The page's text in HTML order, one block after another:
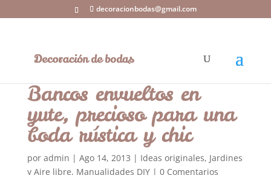
decoracionbodas@gmail.com
Bancos envueltos en
yute, precioso para una
boda rústica y chic
por admin | Ago 14, 2013 | Ideas originales, Jardines
y Aire libre, Manualidades DIY| 0 Comentarios